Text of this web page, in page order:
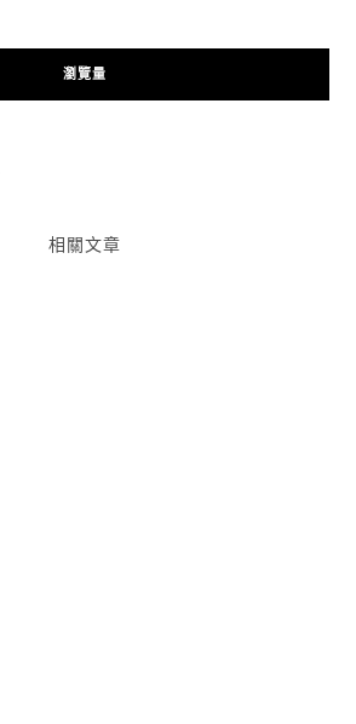
瀏覽量
相關文章